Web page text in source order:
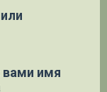
вами имя